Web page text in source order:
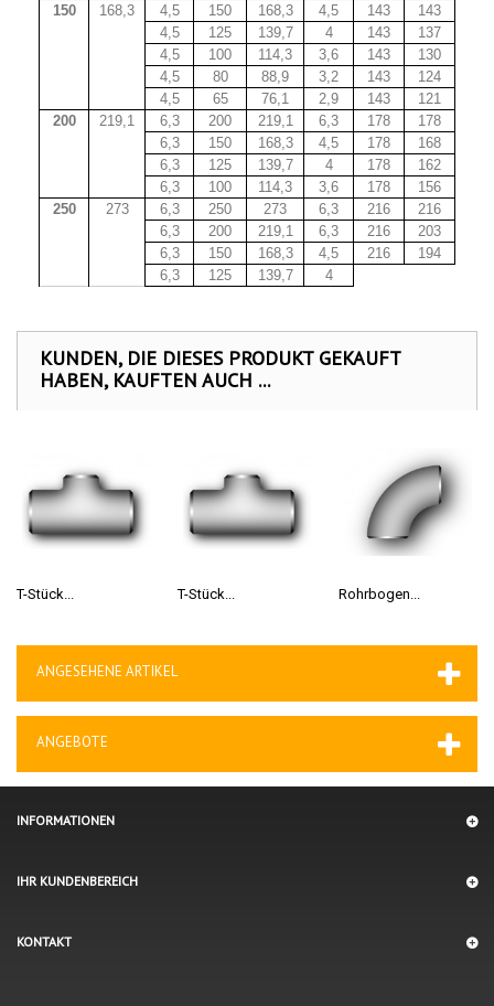
150
168,3 4,5 150 168,3 4,5 143
143
4,5
125 139,7 4 143
137
4,5
100 114,3 3,6 143
130
4,5
80 88,9 3,2 143
124
4,5
65 76,1 2,9 143
121
200
219,1 6,3 200 219,1 6,3 178
178
6,3
150 168,3 4,5 178
168
6,3
125 139,7 4 178
162
6,3
100 114,3 3,6 178
156
250
273 6,3 250 273 6,3 216
216
6,3
200 219,1 6,3 216
203
6,3
150 168,3 4,5 216
194
6,3
125 139,7 4
KUNDEN, DIE DIESES PRODUKT GEKAUFT
HABEN, KAUFTEN AUCH ...
T-Stück... T-Stück... Rohrbogen...
ANGESEHENE ARTIKEL
ANGEBOTE
INFORMATIONEN
IHR KUNDENBEREICH
KONTAKT